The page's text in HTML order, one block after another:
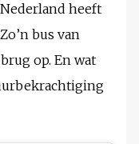
heeft
bus van
op. En wat